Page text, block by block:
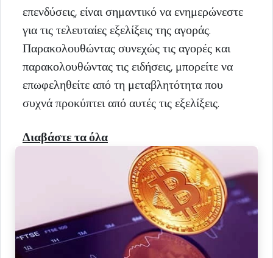
επενδύσεις, είναι σημαντικό να ενημερώνεστε
για τις τελευταίες εξελίξεις της αγοράς.
Παρακολουθώντας συνεχώς τις αγορές και
παρακολουθώντας τις ειδήσεις, μπορείτε να
επωφεληθείτε από τη μεταβλητότητα που
συχνά προκύπτει από αυτές τις εξελίξεις.
Διαβάστε τα όλα